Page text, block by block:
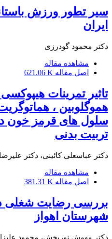
سیر تطور ورزش
ایران
دکتر محمود گودرزی
مشاهده مقاله
اصل مقاله 621.06 K
تاثیر تمرینات هیپوکسی
هموگلوبین ،
سلول های قرمز خون
تربیت بدنی
دکتر عباسعلی کائینی، دکتر
مشاهده مقاله
اصل مقاله 381.31 K
بررسی رضایت شغلی
شهرستان اهواز
دکتر مهوش نوربخش، محمود